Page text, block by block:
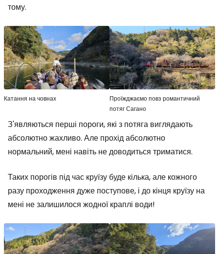
тому.
Катання на човнах
Проїжджаємо повз романтичний
потяг Сагано
З'являються перші пороги, які з потяга виглядають
абсолютно жахливо. Але прохід абсолютно
нормальний, мені навіть не доводиться триматися.
Таких порогів під час круїзу буде кілька, але кожного
разу проходження дуже поступове, і до кінця круїзу на
мені не залишилося жодної краплі води!